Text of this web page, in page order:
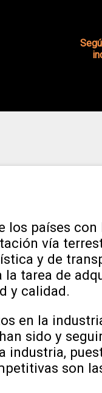
los países con
vía
y de
tarea de
y calidad.
en la
sido y
industria,
son